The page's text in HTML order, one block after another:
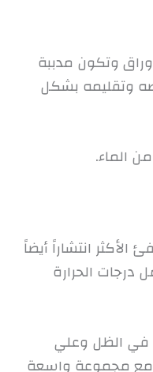
وتكون مدببة
وتقليمه بشكل
الماء.
انتشاراً أيضاً
الحرارة
في الظل وعلي
مع مجموعة واسعة